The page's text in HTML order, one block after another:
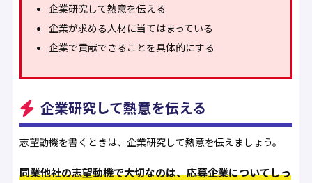
企業研究して熱意を伝える
企業が求める人材に当てはまっている
企業で貢献できることを具体的にする
企業研究して熱意を伝える
志望動機を書くときは、企業研究して熱意を伝えましょう。
同業他社の志望動機で大切なのは、応募企業についてしっ